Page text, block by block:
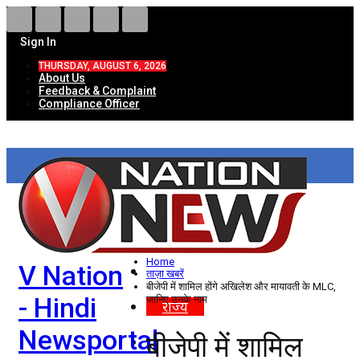
Sign In
THURSDAY, AUGUST 6, 2026
About Us
Feedback & Complaint
Compliance Officer
V Nation
- Hindi
Newsportal
HOME
ताज़ा खबरें
देश
विदेश
राज्य
उत्तर प्रदेश
Home
ताज़ा खबरें
बीजेपी में शामिल होंगे अखिलेश और मायावती के MLC,
जानिए उनके नाम
बीजेपी में शामिल